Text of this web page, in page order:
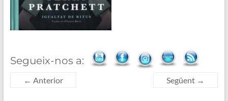
Segueix-nos a:
← Anterior Següent →